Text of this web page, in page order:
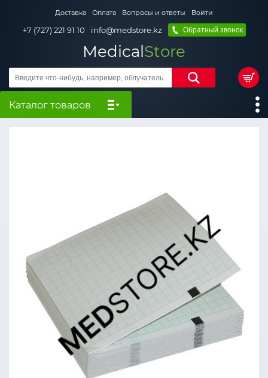
Доставка Оплата Вопросы и ответы Войти
+7 (727) 221 91 10 info@medstore.kz Обратный звонок
MedicalStore
Каталог товаров